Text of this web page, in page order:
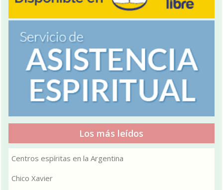
Los más leídos
Centros espíritas en la Argentina
Chico Xavier